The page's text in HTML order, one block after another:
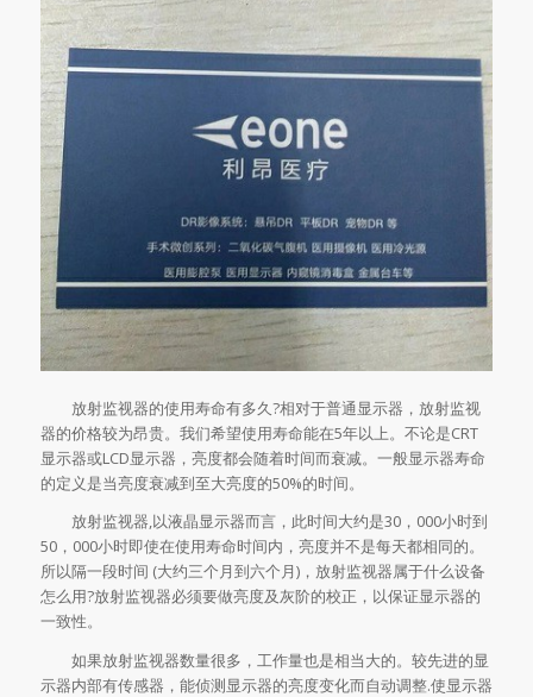
放射监视器的使用寿命有多久?相对于普通显示器，放射监视
器的价格较为昂贵。我们希望使用寿命能在5年以上。不论是CRT
显示器或LCD显示器，亮度都会随着时间而衰减。一般显示器寿命
的定义是当亮度衰减到至大亮度的50%的时间。
放射监视器,以液晶显示器而言，此时间大约是30，000小时到
50，000小时即使在使用寿命时间内，亮度并不是每天都相同的。
所以隔一段时间 (大约三个月到六个月)，放射监视器属于什么设备
怎么用?放射监视器必须要做亮度及灰阶的校正，以保证显示器的
一致性。
如果放射监视器数量很多，工作量也是相当大的。较先进的显
示器内部有传感器，能侦测显示器的亮度变化而自动调整.使显示器